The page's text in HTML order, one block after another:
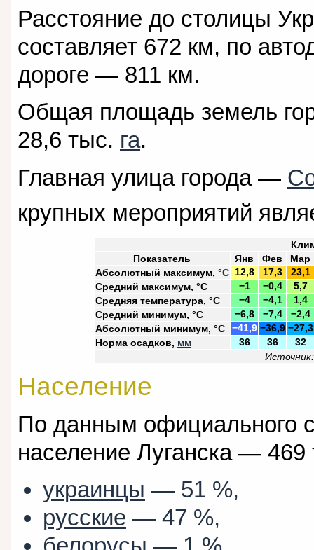
Расстояние до столицы
составляет 672 км, по
дороге — 811 км.
Общая площадь земель
28,6 тыс. га.
Главная улица города —
крупных мероприятий
Показатель
Янв Фев
Мар
Абсолютный максимум, °C 12,8 17,3 23,1
Средний максимум, °C −1 −0,4 5,7
Средняя температура, °C −4 −4,1 1,4
Средний минимум, °C −6,8 −7,4 −2,4
Абсолютный минимум, °C −41,9 −36,9 −27,3
Норма осадков, мм 36 36 32
Население
По данным официального
население Луганска — 469
украинцы — 51 %,
русские — 47 %,